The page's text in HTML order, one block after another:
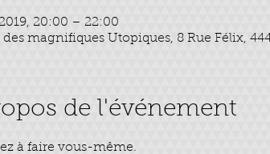
20:00 – 22:00
magnifiques Utopiques, 8 Rue Félix,
de l'événement